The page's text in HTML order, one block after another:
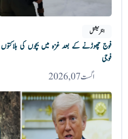
انٹرنیشنل
فوج چھوڑنے کے بعد غزہ میں بچوں کی ہلاکتوں
فوجی
اگست 07, 2026